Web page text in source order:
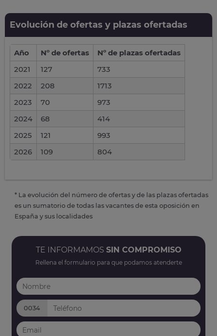
Evolución de ofertas y plazas ofertadas
Año Nº de ofertas
Nº de plazas ofertadas
2021
127
733
2022
208
1713
2023
70
973
2024
68
414
2025
121
993
2026
109 804
* La evolución del número de ofertas y de las plazas ofertadas
es un sumatorio de todas las vacantes de esta oposición en
España y sus localidades
TE INFORMAMOS SIN COMPROMISO
Rellena el formulario para que podamos atenderte
0034